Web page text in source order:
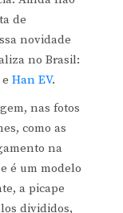
de
novidade
no Brasil:
Han EV.
nas fotos
como as
na
é um modelo
a picape
divididos,